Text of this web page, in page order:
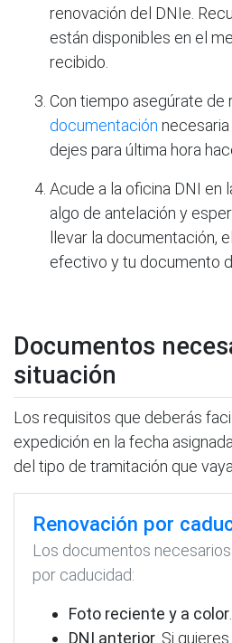
renovación del DNIe.
están disponibles en el
recibido.
Con tiempo asegúrate de
documentación
dejes para última hora
Acude a la oficina DNI en
algo de antelación y
llevar la documentación,
efectivo y tu documento
Documentos
situación
Los requisitos que deberás
expedición en la fecha
del tipo de tramitación que
Renovación por
Los documentos
por caducidad:
Foto reciente y a color.
DNI anterior . Si